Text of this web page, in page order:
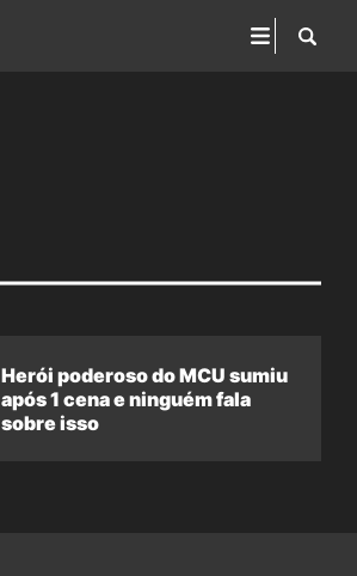
Herói poderoso do MCU sumiu
após 1 cena e ninguém fala
sobre isso